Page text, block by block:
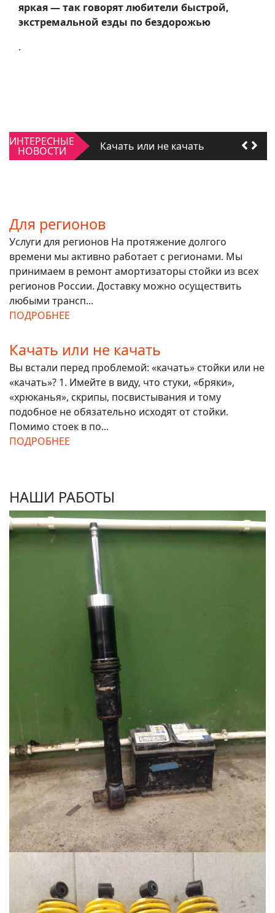
яркая — так говорят любители быстрой,
экстремальной езды по бездорожью
.
ИНТЕРЕСНЫЕ
НОВОСТИ Для регионов
Для регионов
Услуги для регионов На протяжение долгого
времени мы активно работает с регионами. Мы
принимаем в ремонт амортизаторы стойки из всех
регионов России. Доставку можно осуществить
любыми трансп...
ПОДРОБНЕЕ
Качать или не качать
Вы встали перед проблемой: «качать» стойки или не
«качать»? 1. Имейте в виду, что стуки, «бряки»,
«хрюканья», скрипы, посвистывания и тому
подобное не обязательно исходят от стойки.
Помимо стоек в по...
ПОДРОБНЕЕ
НАШИ РАБОТЫ